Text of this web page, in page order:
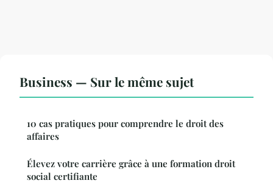
Business — Sur le même sujet
10 cas pratiques pour comprendre le droit des
affaires
Élevez votre carrière grâce à une formation droit
social certifiante